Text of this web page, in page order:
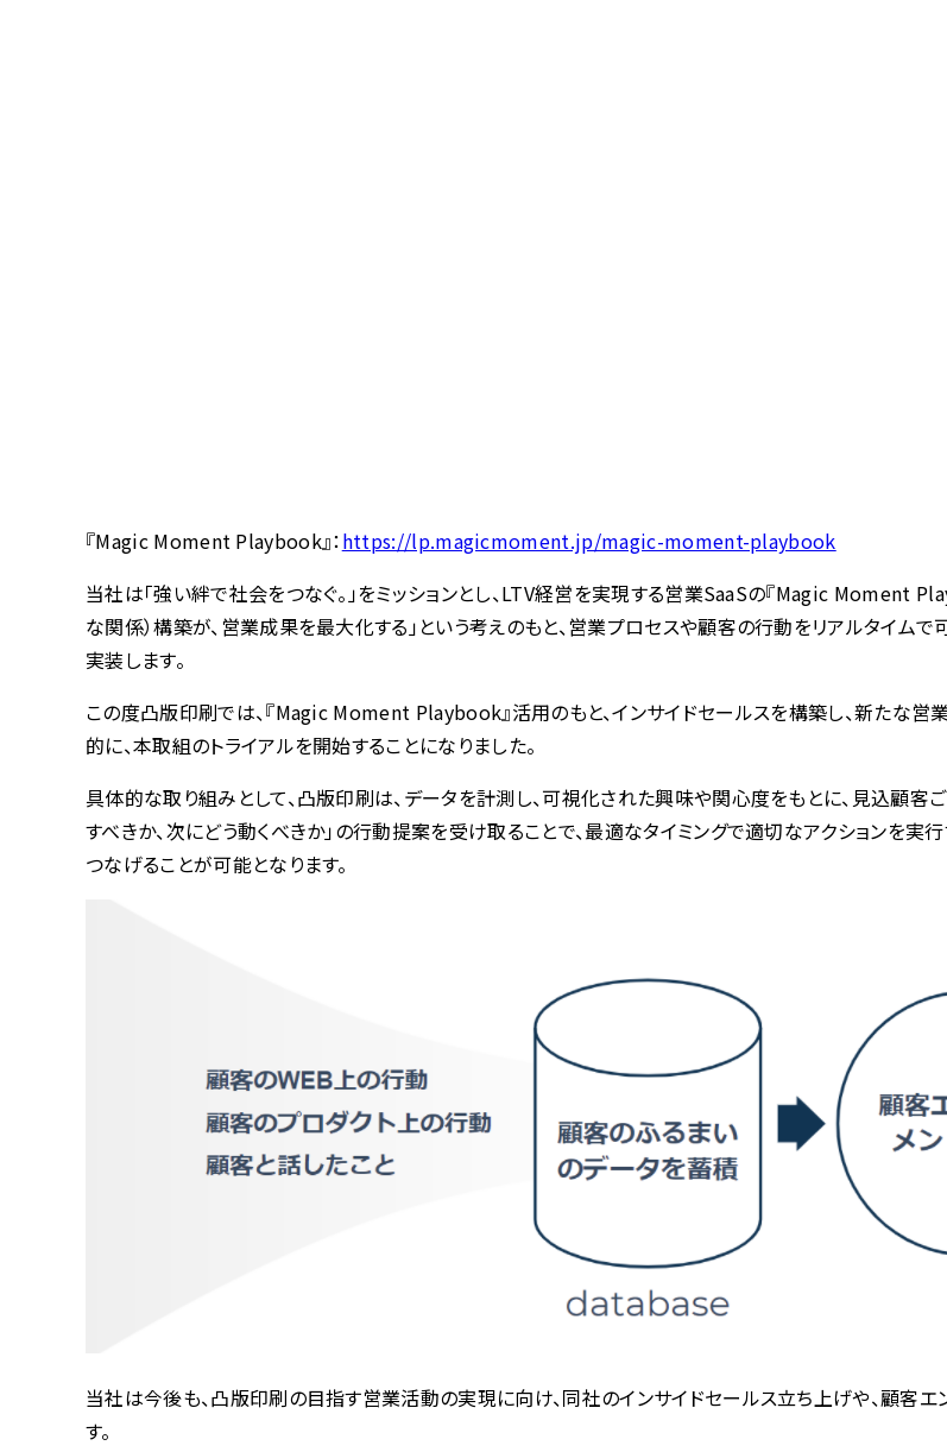
『Magic Moment Playbook』：https://lp.magicmoment.jp/magic-moment-playbook
当社は「強い絆で社会をつなぐ。」をミッションとし、LTV経営を実現する営業SaaSの『Magic Moment
な関係）構築が、営業成果を最大化する」という考えのもと、営業プロセスや顧客の行動をリアルタイム
実装します。
この度凸版印刷では、『Magic Moment Playbook』活用のもと、インサイドセールスを構築し、新たな
的に、本取組のトライアルを開始することになりました。
具体的な取り組みとして、凸版印刷は、データを計測し、可視化された興味や関心度をもとに、見込顧
すべきか、次にどう動くべきか」の行動提案を受け取ることで、最適なタイミングで適切なアクションを
つなげることが可能となります。
当社は今後も、凸版印刷の目指す営業活動の実現に向け、同社のインサイドセールス立ち上げや、顧客
す。